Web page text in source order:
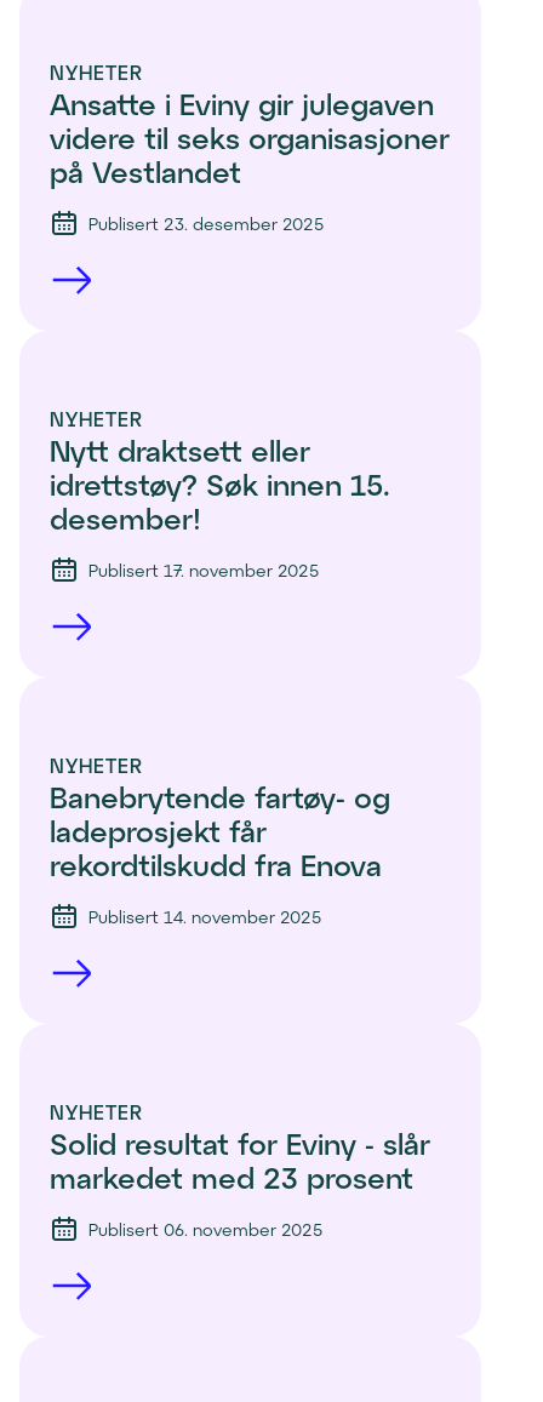
NYHETER
Ansatte i Eviny gir julegaven
videre til seks organisasjoner
på Vestlandet
Publisert 23. desember 2025
NYHETER
Nytt draktsett eller
idrettstøy? Søk innen 15.
desember!
Publisert 17. november 2025
NYHETER
Banebrytende fartøy- og
ladeprosjekt får
rekordtilskudd fra Enova
Publisert 14. november 2025
NYHETER
Solid resultat for Eviny - slår
markedet med 23 prosent
Publisert 06. november 2025